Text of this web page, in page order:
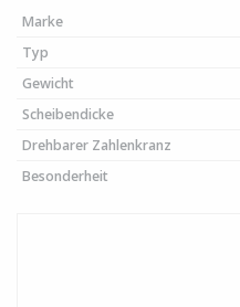
Marke
Typ
Gewicht
Scheibendicke
Drehbarer Zahlenkranz
Besonderheit